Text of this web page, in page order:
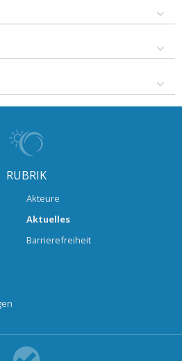
RUBRIK
Akteure
Aktuelles
Barrierefreiheit